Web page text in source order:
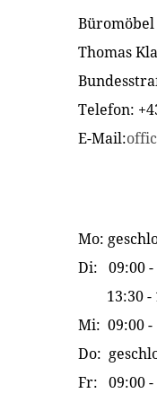
Thomas
Telefon:
E-Mail:
Mo:
Di: 09:00 -
13:30 -
Mi: 09:00 -
Do:
Fr: 09:00 -